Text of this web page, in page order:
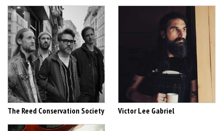
The Reed Conservation Society Victor Lee Gabriel